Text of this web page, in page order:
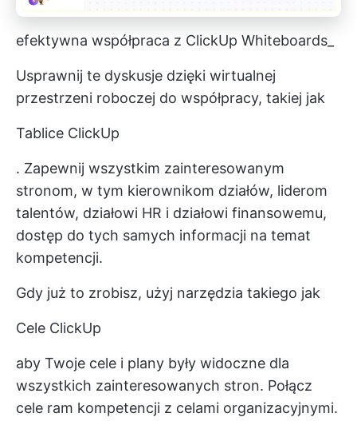
efektywna współpraca z ClickUp Whiteboards_
Usprawnij te dyskusje dzięki wirtualnej
przestrzeni roboczej do współpracy, takiej jak
Tablice ClickUp
. Zapewnij wszystkim zainteresowanym
stronom, w tym kierownikom działów, liderom
talentów, działowi HR i działowi finansowemu,
dostęp do tych samych informacji na temat
kompetencji.
Gdy już to zrobisz, użyj narzędzia takiego jak
Cele ClickUp
aby Twoje cele i plany były widoczne dla
wszystkich zainteresowanych stron. Połącz
cele ram kompetencji z celami organizacyjnymi.